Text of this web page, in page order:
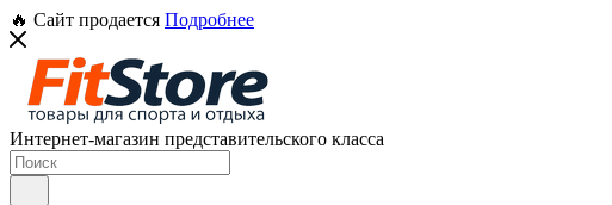
🔥 Сайт продается Подробнее
Интернет-магазин представительского класса